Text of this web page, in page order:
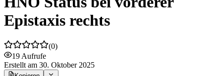
Epistaxis rechts
(0)
19 Aufrufe
Erstellt am 30. Oktober 2025